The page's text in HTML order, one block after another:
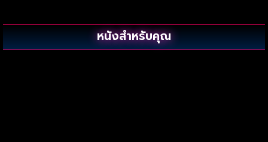
หนังสำหรับคุณ